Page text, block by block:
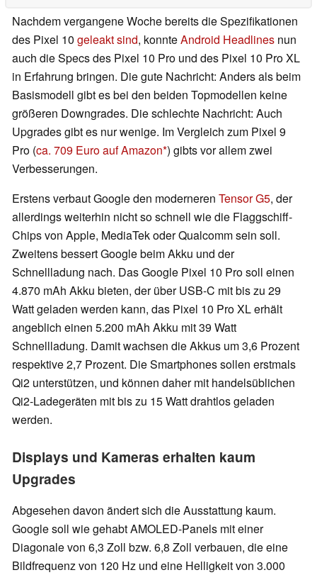
Nachdem vergangene Woche bereits die Spezifikationen
des Pixel 10 geleakt sind, konnteAndroid Headlines nun
auch die Specs des Pixel 10 Pro und des Pixel 10 Pro XL
in Erfahrung bringen. Die gute Nachricht: Anders als beim
Basismodell gibt es bei den beiden Topmodellen keine
größeren Downgrades. Die schlechte Nachricht: Auch
Upgrades gibt es nur wenige. Im Vergleich zum Pixel 9
Pro (ca. 709 Euro auf Amazon ) gibts vor allem zwei
Verbesserungen.
Erstens verbaut Google den moderneren Tensor G5, der
allerdings weiterhin nicht so schnell wie die Flaggschiff-
Chips von Apple, MediaTek oder Qualcomm sein soll.
Zweitens bessert Google beim Akku und der
Schnellladung nach. Das Google Pixel 10 Pro soll einen
4.870 mAh Akku bieten, der über USB-C mit bis zu 29
Watt geladen werden kann, das Pixel 10 Pro XL erhält
angeblich einen 5.200 mAh Akku mit 39 Watt
Schnellladung. Damit wachsen die Akkus um 3,6 Prozent
respektive 2,7 Prozent. Die Smartphones sollen erstmals
Qi2 unterstützen, und können daher mit handelsüblichen
Qi2-Ladegeräten mit bis zu 15 Watt drahtlos geladen
werden.
Displays und Kameras erhalten kaum
Upgrades
Abgesehen davon ändert sich die Ausstattung kaum.
Google soll wie gehabt AMOLED-Panels mit einer
Diagonale von 6,3 Zoll bzw. 6,8 Zoll verbauen, die eine
Bildfrequenz von 120 Hz und eine Helligkeit von 3.000